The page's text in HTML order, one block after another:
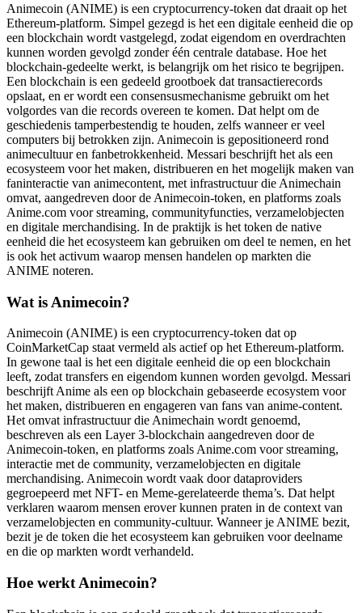
Animecoin (ANIME) is een cryptocurrency-token dat draait op het
Ethereum-platform. Simpel gezegd is het een digitale eenheid die op
een blockchain wordt vastgelegd, zodat eigendom en overdrachten
kunnen worden gevolgd zonder één centrale database. Hoe het
blockchain-gedeelte werkt, is belangrijk om het risico te begrijpen.
Een blockchain is een gedeeld grootboek dat transactierecords
opslaat, en er wordt een consensusmechanisme gebruikt om het
volgordes van die records overeen te komen. Dat helpt om de
geschiedenis tamperbestendig te houden, zelfs wanneer er veel
computers bij betrokken zijn. Animecoin is gepositioneerd rond
animecultuur en fanbetrokkenheid. Messari beschrijft het als een
ecosysteem voor het maken, distribueren en het mogelijk maken van
faninteractie van animecontent, met infrastructuur die Animechain
omvat, aangedreven door de Animecoin-token, en platforms zoals
Anime.com voor streaming, communityfuncties, verzamelobjecten
en digitale merchandising. In de praktijk is het token de native
eenheid die het ecosysteem kan gebruiken om deel te nemen, en het
is ook het activum waarop mensen handelen op markten die
ANIME noteren.
Wat is Animecoin?
Animecoin (ANIME) is een cryptocurrency-token dat op
CoinMarketCap staat vermeld als actief op het Ethereum-platform.
In gewone taal is het een digitale eenheid die op een blockchain
leeft, zodat transfers en eigendom kunnen worden gevolgd. Messari
beschrijft Anime als een op blockchain gebaseerde ecosystem voor
het maken, distribueren en engageren van fans van anime-content.
Het omvat infrastructuur die Animechain wordt genoemd,
beschreven als een Layer 3-blockchain aangedreven door de
Animecoin-token, en platforms zoals Anime.com voor streaming,
interactie met de community, verzamelobjecten en digitale
merchandising. Animecoin wordt vaak door dataproviders
gegroepeerd met NFT- en Meme-gerelateerde thema’s. Dat helpt
verklaren waarom mensen erover kunnen praten in de context van
verzamelobjecten en community-cultuur. Wanneer je ANIME bezit,
bezit je de token die het ecosysteem kan gebruiken voor deelname
en die op markten wordt verhandeld.
Hoe werkt Animecoin?